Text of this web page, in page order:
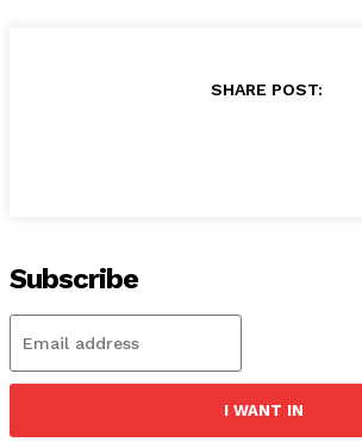
SHARE POST:
Subscribe
I WANT IN